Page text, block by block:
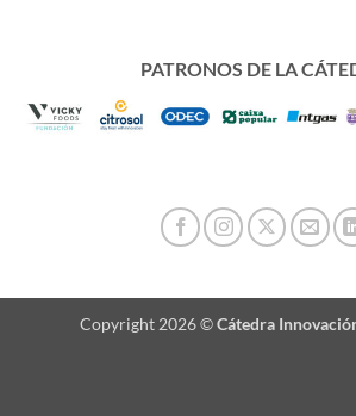
PATRONOS DE LA
Copyright 2026 ©Cátedra